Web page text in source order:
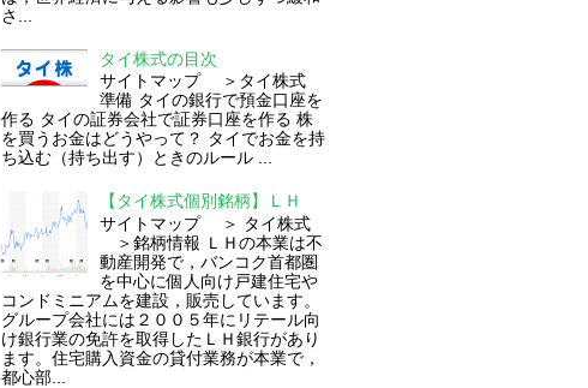
さ...
タイ株式の目次
サイトマップ ＞タイ株式
準備 タイの銀行で預金口座を
作る タイの証券会社で証券口座を作る 株
を買うお金はどうやって？ タイでお金を持
ち込む（持ち出す）ときのルール ...
【タイ株式個別銘柄】ＬＨ
サイトマップ ＞ タイ株式
＞銘柄情報 ＬＨの本業は不
動産開発で，バンコク首都圏
を中心に個人向け戸建住宅や
コンドミニアムを建設，販売しています。
グループ会社には２００５年にリテール向
け銀行業の免許を取得したＬＨ銀行があり
ます。住宅購入資金の貸付業務が本業で，
都心部...